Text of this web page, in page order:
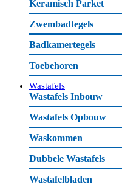
Keramisch Parket
Zwembadtegels
Badkamertegels
Toebehoren
Wastafels
Wastafels Inbouw
Wastafels Opbouw
Waskommen
Dubbele Wastafels
Wastafelbladen